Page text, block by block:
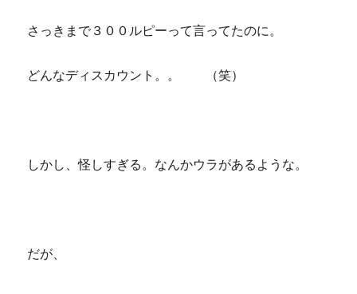
さっきまで３００ルピーって言ってたのに。
どんなディスカウント。。 （笑）
しかし、怪しすぎる。なんかウラがあるような。
だが、